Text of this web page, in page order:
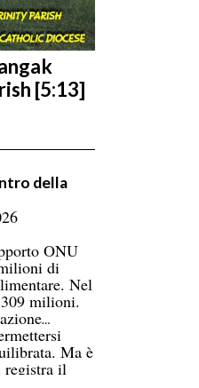
[5:13]
della
ONU
di
Nel
milioni.
Ma è
registra il